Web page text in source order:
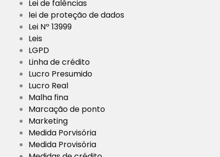
Lei de falências
lei de proteção de dados
Lei Nº 13999
Leis
LGPD
Linha de crédito
Lucro Presumido
Lucro Real
Malha fina
Marcação de ponto
Marketing
Medida Porvisória
Medida Provisória